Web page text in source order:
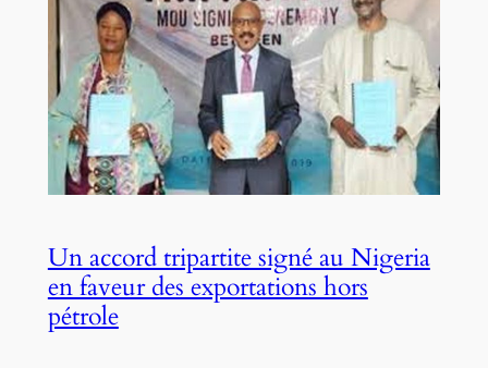
Un accord tripartite signé au Nigeria
en faveur des exportations hors
pétrole